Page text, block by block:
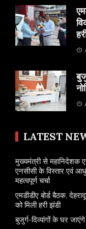
LATEST
मुख्यमंत्री से महानिदेशक
एनसीसी के विस्तार एवं
महत्वपूर्ण चर्चा
एमडीडीए बोर्ड बैठक,
को मिली हरी झंडी
बुजुर्ग-दिव्यांगों के घर